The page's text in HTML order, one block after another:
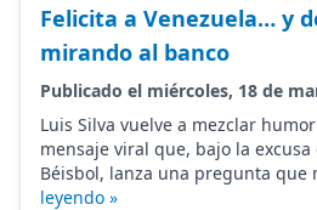
Felicita a Venezuela… y
mirando al banco
Publicado el miércoles, 18 de
Luis Silva vuelve a mezclar
mensaje viral que, bajo la
Béisbol, lanza una pregunta que
leyendo »